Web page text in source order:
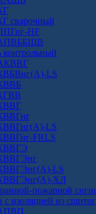
сварочный
HF
контрольный
LS
LS
FRLS
LS
ХЛ
пожарной
с изоляцией из